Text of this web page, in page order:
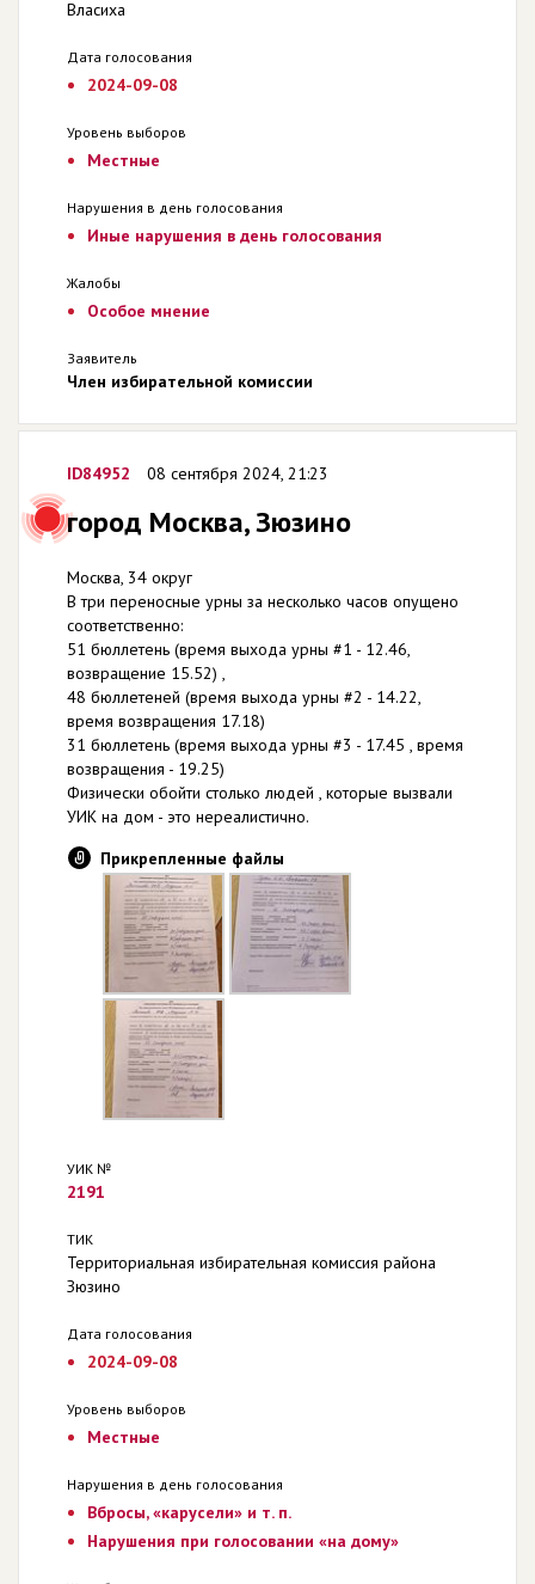
Власиха
Дата голосования
2024-09-08
Уровень выборов
Местные
Нарушения в день голосования
Иные нарушения в день голосования
Жалобы
Особое мнение
Заявитель
Член избирательной комиссии
ID84952 08 сентября 2024, 21:23
город Москва, Зюзино
Москва, 34 округ
В три переносные урны за несколько часов опущено
соответственно:
51 бюллетень (время выхода урны #1 - 12.46,
возвращение 15.52) ,
48 бюллетеней (время выхода урны #2 - 14.22,
время возвращения 17.18)
31 бюллетень (время выхода урны #3 - 17.45 , время
возвращения - 19.25)
Физически обойти столько людей , которые вызвали
УИК на дом - это нереалистично.
Прикрепленные файлы
УИК №
2191
ТИК
Территориальная избирательная комиссия района
Зюзино
Дата голосования
2024-09-08
Уровень выборов
Местные
Нарушения в день голосования
Вбросы, «карусели» и т. п.
Нарушения при голосовании «на дому»